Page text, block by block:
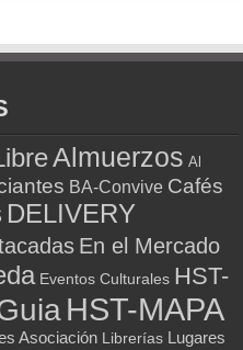
Almuerzos Al
BA-Convive Cafés
DELIVERY
En el Mercado
Eventos Culturales HST-
HST-MAPA
Asociación Librerías Lugares